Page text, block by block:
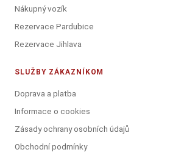
Nákupný vozík
Rezervace Pardubice
Rezervace Jihlava
SLUŽBY ZÁKAZNÍKOM
Doprava a platba
Informace o cookies
Zásady ochrany osobních údajů
Obchodní podmínky